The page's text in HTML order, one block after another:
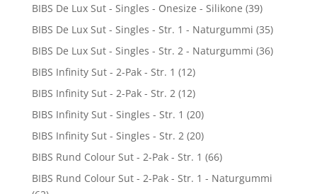
BIBS De Lux Sut - Singles - Onesize - Silikone (39)
BIBS De Lux Sut - Singles - Str. 1 - Naturgummi (35)
BIBS De Lux Sut - Singles - Str. 2 - Naturgummi (36)
BIBS Infinity Sut - 2-Pak - Str. 1 (12)
BIBS Infinity Sut - 2-Pak - Str. 2 (12)
BIBS Infinity Sut - Singles - Str. 1 (20)
BIBS Infinity Sut - Singles - Str. 2 (20)
BIBS Rund Colour Sut - 2-Pak - Str. 1 (66)
BIBS Rund Colour Sut - 2-Pak - Str. 1 - Naturgummi